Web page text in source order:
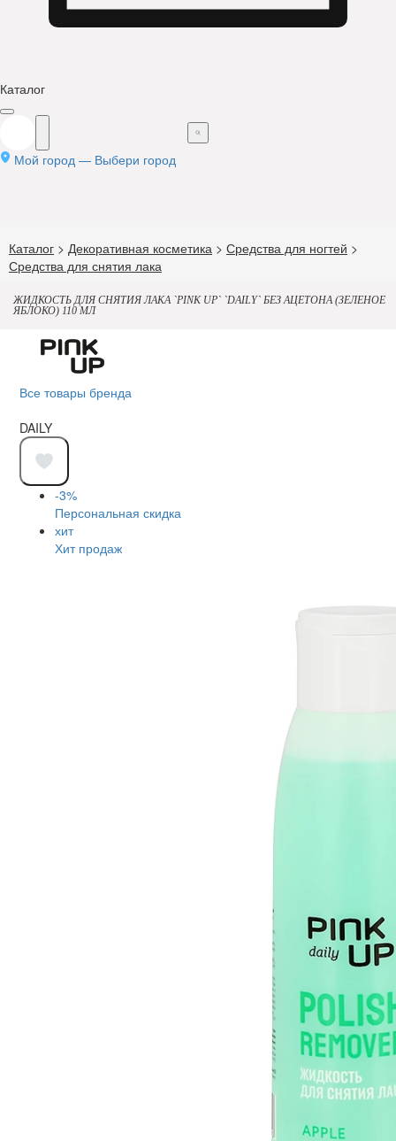
Каталог
Мой город — Выбери город
Каталог > Декоративная косметика > Средства для ногтей >
Средства для снятия лака
ЖИДКОСТЬ ДЛЯ СНЯТИЯ ЛАКА `PINK UP` `DAILY` БЕЗ АЦЕТОНА (ЗЕЛЕНОЕ
ЯБЛОКО) 110 МЛ
Все товары бренда
DAILY
-3%
Персональная скидка
хит
Хит продаж